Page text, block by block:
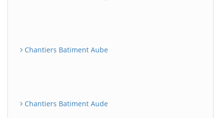
Chantiers Batiment Aube
Chantiers Batiment Aude